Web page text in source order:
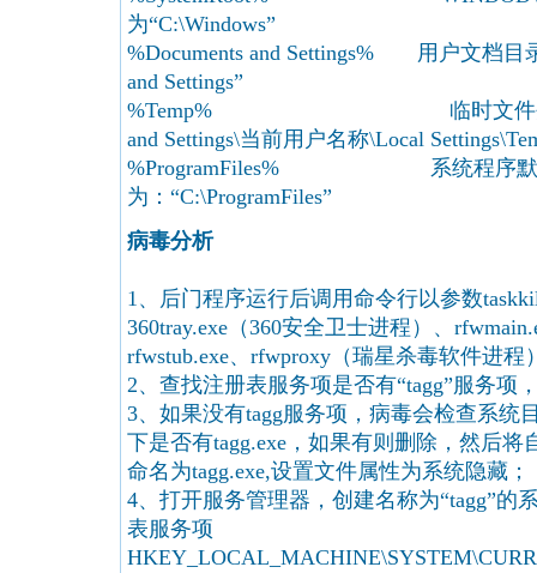
为“C:\Windows”
%Documents and Settings% 用户文档目
and Settings”
%Temp% 临时文件夹，通
and Settings\当前用户名称\Local
%ProgramFiles% 系统程序默认
为：“C:\ProgramFiles”
病毒分析
1、后门程序运行后调用命令行以参数
360tray.exe（360安全卫士进程）、
rfwstub.exe、rfwproxy（瑞星杀毒软件进程
2、查找注册表服务项是否有“tagg”服务项
3、如果没有tagg服务项，病毒会检查系统
下是否有tagg.exe，如果有则删除，然后
命名为tagg.exe,设置文件属性为系统隐藏；
4、打开服务管理器，创建名称为“tagg”的
表服务项